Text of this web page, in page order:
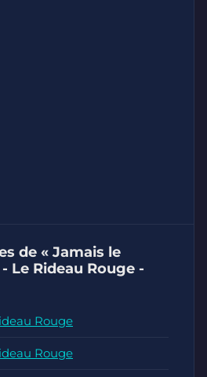
de « Jamais le
Le Rideau Rouge -
Rouge
Rouge